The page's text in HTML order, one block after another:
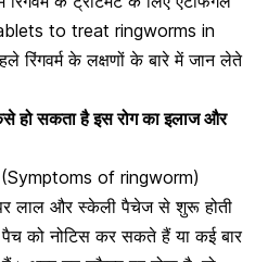
to treat ringworms in
रिंगवर्म के लक्षणों के बारे में जान लेते
कैसे हो सकता है इस रोग का इलाज और
(Symptoms of ringworm)
पर लाल और स्केली पैचेज से शुरू होती
को नोटिस कर सकते हैं या कई बार